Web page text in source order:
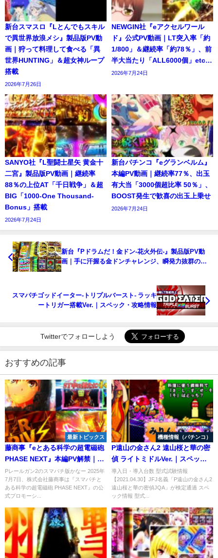
新台スマスロ『Lとんでもスキル
で異世界放浪メシ』製品版PV動
画｜狩って料理して食べる「異
世界HUNTING」＆超女神ループ
搭載
2026年7月26日
NEWGIN社『eアクセルワール
ド』公式PV動画｜LT突入率「約
1/800」＆継続率「約78％」、前
半大当たり「ALL6000個」etc…
2026年7月24日
SANYO社『L聖闘士星矢 黄金十
二宮』製品版PV動画｜継続率
88％の上位AT「千日戦争」＆超
BIG「1000-One Thousand-
Bonus」搭載
2026年7月24日
新台パチンコ『eグランベルム』
本編PV動画｜継続率77％、出玉
有大当「3000個超比率 50％」、
BOOST発生で歓喜の出玉上乗せ
2026年7月24日
新台『Pドラムだ！金ドン-花火外伝-』製品版PV動
画｜手に汗握る金ドンチャレンジ、瞬発力抜群のユ
スマパチゴッドイーター-トリプルバースト- ラッキ
ートリガー搭載Ver.｜スペック・攻略情報
Twitterでフォローしよう
おすすめの記事
最新トピックス
藤商事『eとある科学の超電磁砲
PHASE NEXT』本編PV解禁｜生
まれ変わった新生レールガン、
LT継続率77％、OVER DRIVE発
動で3000個以上を目指せ！
Pレールガン2のスマパチ版かなー 2025年
7月7日、株式会社藤商事は『スマパチと
ある科学の超電磁砲 PHASE NEXT』の公
式プロモーシ...
機種情報（パチンコ）
P遠山の金さん2 遠山桜と華の密
偵 ライトミドルVer.｜スペッ
ク・攻略情報
導入日・導入台数 型式試験情報
【2021.04.30】JFJ名義「P遠山の金さん2
遠山桜と華の密偵JQA」が検定通過 スペ
ック情報 型式...